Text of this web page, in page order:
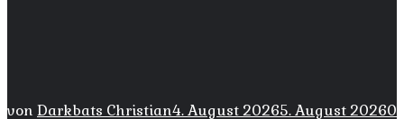
von Darkbats Christian4. August 20265. August 20260